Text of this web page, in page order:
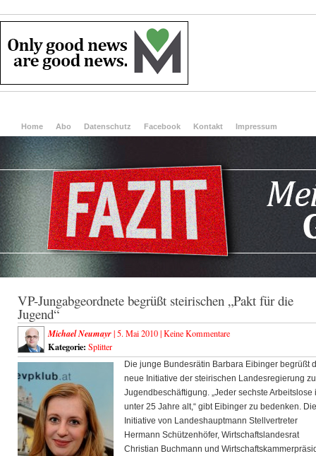
Home Abo Datenschutz Facebook Kontakt Impressum
VP-Jungabgeordnete begrüßt steirischen „Pakt für die
Jugend“
Michael Neumayr| 5. Mai 2010 |Keine Kommentare
Kategorie: Splitter
Die junge Bundesrätin Barbara Eibinger begrüßt
neue Initiative der steirischen Landesregierung
Jugendbeschäftigung. „Jeder sechste Arbeitslose
unter 25 Jahre alt,“ gibt Eibinger zu bedenken. Die
Initiative von Landeshauptmann Stellvertreter
Hermann Schützenhöfer, Wirtschaftslandesrat
Christian Buchmann und